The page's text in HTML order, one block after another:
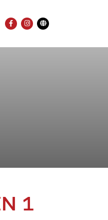
FACEBOOK
INSTAGRAM
Übersetzung
1